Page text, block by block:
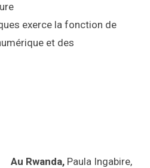
exerce la fonction de
et des
Au Rwanda, Paula Ingabire,